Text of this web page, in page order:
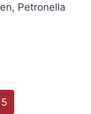
Petronella